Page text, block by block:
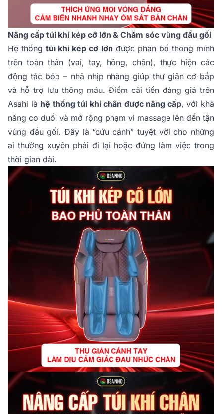
Nâng cấp túi khí kép cỡ lớn & Chăm sóc vùng đầu gối
Hệ thốngtúi khí kép cỡ lớn được phân bổ thông minh
trên toàn thân (vai, tay, hông, chân), thực hiện các
động tác bóp – nhả nhịp nhàng giúp thư giãn cơ bắp
và hỗ trợ lưu thông máu. Điểm cải tiến đáng giá trên
Asahi là hệ thống túi khí chân được nâng cấp, với khả
năng co duỗi và mở rộng phạm vi massage lên đến tận
vùng đầu gối. Đây là “cứu cánh” tuyệt vời cho những
ai thường xuyên phải đi lại hoặc đứng làm việc trong
thời gian dài.